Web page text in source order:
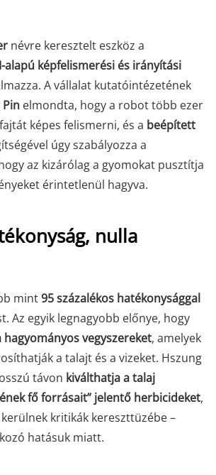
névre keresztelt eszköz a
alapú képfelismerési és irányítási
A vállalat kutatóintézetének
Pin elmondta, hogy a robot több ezer
képes felismerni, és a beépített
úgy szabályozza a
az kizárólag a gyomokat pusztítja
érintetlenül hagyva.
nulla
mint95 százalékos hatékonysággal
Az egyik legnagyobb előnye, hogy
vegyszereket, amelyek
a talajt és a vizeket. Hszung
távon kiválthatja a talaj
fő forrásait” jelentő herbicideket,
kritikák kereszttüzébe –
hatásuk miatt.